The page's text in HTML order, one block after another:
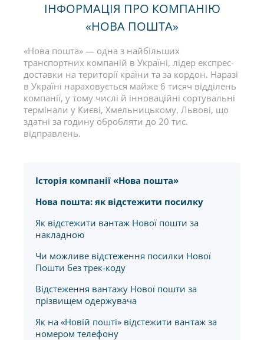
ІНФОРМАЦІЯ ПРО КОМПАНІЮ
«НОВА ПОШТА»
«Нова пошта» — одна з найбільших
транспортних компаній в Україні, лідер експрес-
доставки на території країни та за кордон. Наразі
в Україні нараховується майже 6 тисяч відділень
компанії, у тому числі й інноваційні сортувальні
термінали у Києві, Хмельницькому, Львові, що
здатні за годину обробляти до 20 тис.
відправлень.
Історія компанії «Нова пошта»
Нова пошта: як відстежити посилку
Як відстежити вантаж Нової пошти за
накладною
Чи можливе відстеження посилки Нової
Пошти без трек-коду
Відстеження вантажу Нової пошти за
прізвищем одержувача
Як на «Новій пошті» відстежити вантаж за
номером телефону